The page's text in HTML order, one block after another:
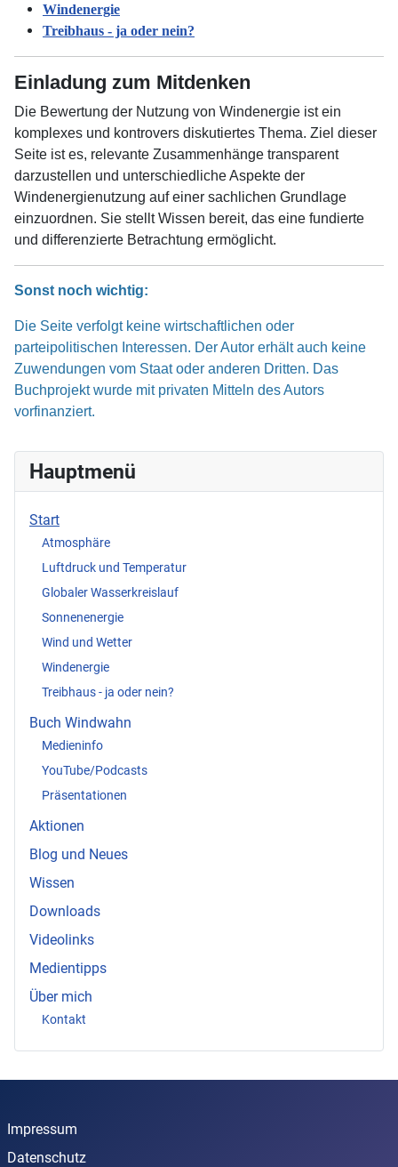
Windenergie
Treibhaus - ja oder nein?
Einladung zum Mitdenken
Die Bewertung der Nutzung von Windenergie ist ein
komplexes und kontrovers diskutiertes Thema. Ziel dieser
Seite ist es, relevante Zusammenhänge transparent
darzustellen und unterschiedliche Aspekte der
Windenergienutzung auf einer sachlichen Grundlage
einzuordnen. Sie stellt Wissen bereit, das eine fundierte
und differenzierte Betrachtung ermöglicht.
Sonst noch wichtig:
Die Seite verfolgt keine wirtschaftlichen oder
parteipolitischen Interessen. Der Autor erhält auch keine
Zuwendungen vom Staat oder anderen Dritten. Das
Buchprojekt wurde mit privaten Mitteln des Autors
vorfinanziert.
Hauptmenü
Start
Atmosphäre
Luftdruck und Temperatur
Globaler Wasserkreislauf
Sonnenenergie
Wind und Wetter
Windenergie
Treibhaus - ja oder nein?
Buch Windwahn
Medieninfo
YouTube/Podcasts
Präsentationen
Aktionen
Blog und Neues
Wissen
Downloads
Videolinks
Medientipps
Über mich
Kontakt
Impressum
Datenschutz